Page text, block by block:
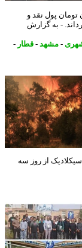
حاوی 10 میلیون تومان پول نقد و
- به گزارش
- مشهد-قطار-
از روز سه